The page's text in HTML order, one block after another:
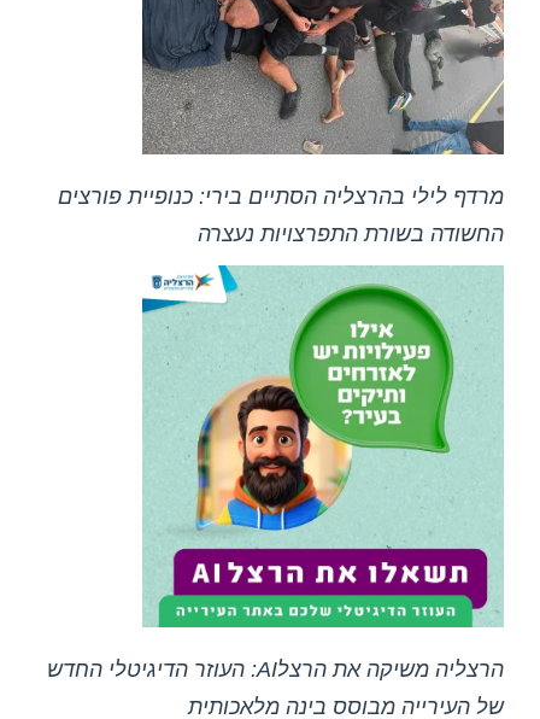
מרדף לילי בהרצליה הסתיים בירי: כנופיית פורצים
החשודה בשורת התפרצויות נעצרה
הרצליה משיקה את הרצלAI: העוזר הדיגיטלי החדש
של העירייה מבוסס בינה מלאכותית